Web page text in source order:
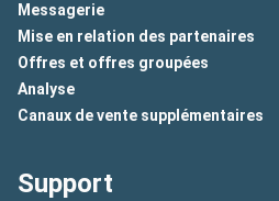
Messagerie
Mise en relation des partenaires
Offres et offres groupées
Analyse
Canaux de vente supplémentaires
Support